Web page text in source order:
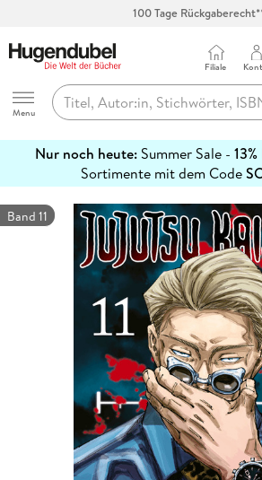
100 Tage
Hugendubel
Menu
Filiale
Nur noch heute: Summer Sale -
Sortimente mit dem Code
erfahren
Band 11